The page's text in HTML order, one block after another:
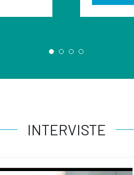
INTERVISTE